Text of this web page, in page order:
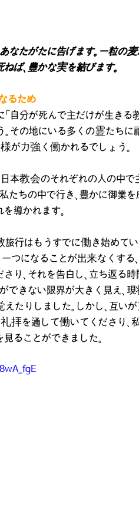
なたがたに告げます。一粒の
ねば、豊かな実を結びます。
るため
自分が死んで主だけが生きる
。その地にいる多くの霊たち
が力強く働かれるでしょう。
本教会のそれぞれの人の中
たちの中で行き、豊かに御業
導かれます。
行はもうすでに働き始めて
つになることが出来なくす
り、それを告白し、立ち返る
できない限界が大きく見え、
たりしました。しかし、互
拝を通して働いてくださり、
ることができました。